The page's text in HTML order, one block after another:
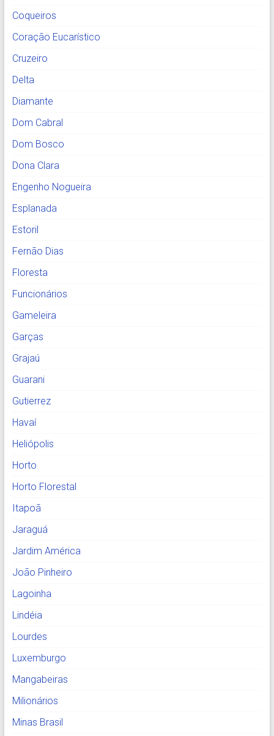
Coqueiros
Coração Eucarístico
Cruzeiro
Delta
Diamante
Dom Cabral
Dom Bosco
Dona Clara
Engenho Nogueira
Esplanada
Estoril
Fernão Dias
Floresta
Funcionários
Gameleira
Garças
Grajaú
Guarani
Gutierrez
Havaí
Heliópolis
Horto
Horto Florestal
Itapoã
Jaraguá
Jardim América
João Pinheiro
Lagoinha
Lindéia
Lourdes
Luxemburgo
Mangabeiras
Milionários
Minas Brasil